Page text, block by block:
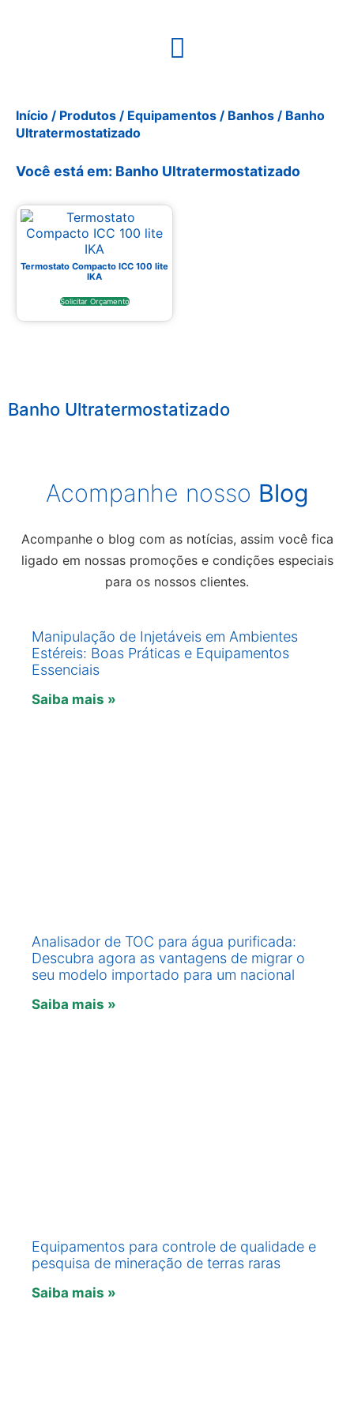
Início / Produtos / Equipamentos / Banhos / Banho
Ultratermostatizado
Você está em: Banho Ultratermostatizado
Termostato Compacto ICC 100 lite
IKA
Solicitar Orçamento
Banho Ultratermostatizado
Acompanhe nosso Blog
Acompanhe o blog com as notícias, assim você fica
ligado em nossas promoções e condições especiais
para os nossos clientes.
Manipulação de Injetáveis em Ambientes
Estéreis: Boas Práticas e Equipamentos
Essenciais
Saiba mais »
Analisador de TOC para água purificada:
Descubra agora as vantagens de migrar o
seu modelo importado para um nacional
Saiba mais »
Equipamentos para controle de qualidade e
pesquisa de mineração de terras raras
Saiba mais »